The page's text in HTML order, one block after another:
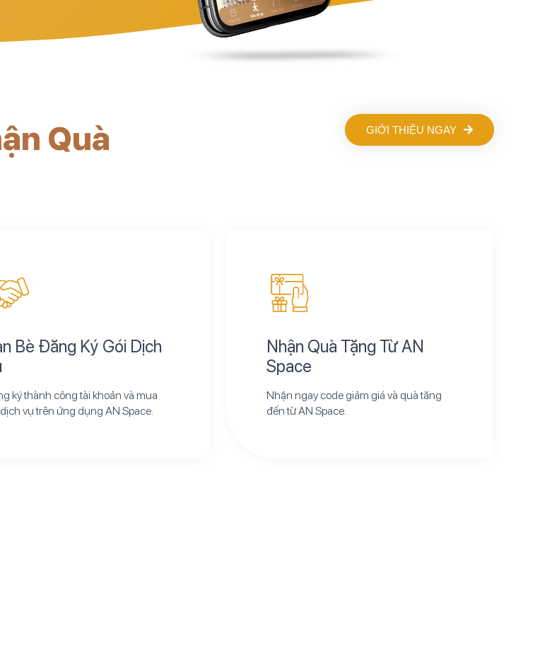
Quà GIỚI THIỆU NGAY
Bè Đăng Ký Gói Dịch
ký thành công tài khoản và mua
vụ trên ứng dụng AN Space.
Nhận Quà Tặng Từ AN
Space
Nhận ngay code giảm giá và quà tăng
đến từ AN Space.